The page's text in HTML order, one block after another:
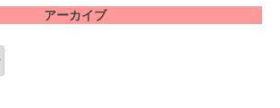
アーカイブ